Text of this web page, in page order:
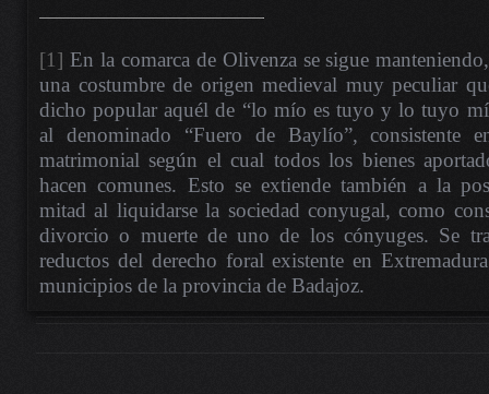
[1] En la comarca de Olivenza se sigue
una costumbre de origen medieval muy peculiar
dicho popular aquél de “lo mío es tuyo y lo tuyo
al denominado “Fuero de Baylío”, consistente
matrimonial según el cual todos los bienes
hacen comunes. Esto se extiende también a la
mitad al liquidarse la sociedad conyugal, como
divorcio o muerte de uno de los cónyuges. Se
reductos del derecho foral existente en
municipios de la provincia de Badajoz.